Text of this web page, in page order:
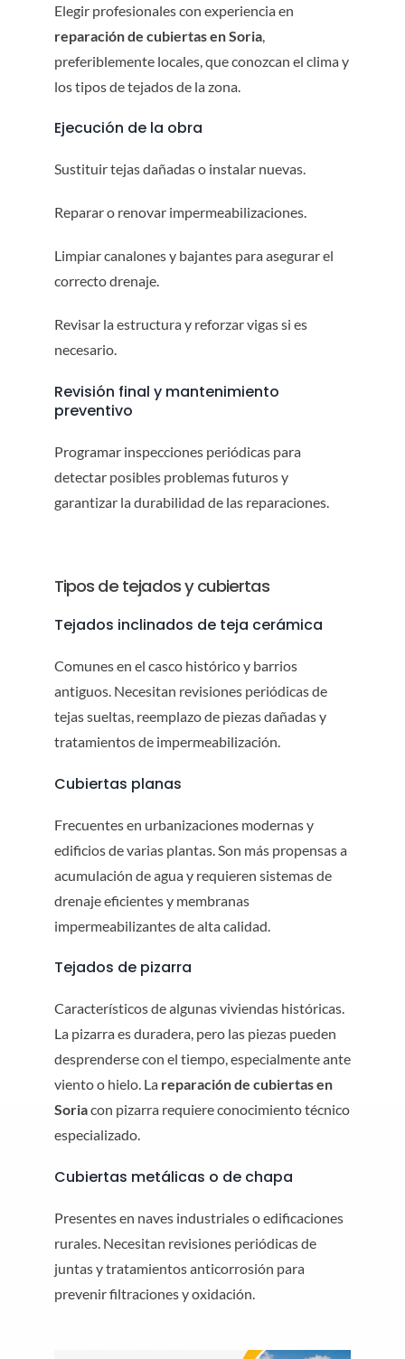
Elegir profesionales con experiencia en
reparación de cubiertas en Soria,
preferiblemente locales, que conozcan el clima y
los tipos de tejados de la zona.
Ejecución de la obra
Sustituir tejas dañadas o instalar nuevas.
Reparar o renovar impermeabilizaciones.
Limpiar canalones y bajantes para asegurar el
correcto drenaje.
Revisar la estructura y reforzar vigas si es
necesario.
Revisión final y mantenimiento
preventivo
Programar inspecciones periódicas para
detectar posibles problemas futuros y
garantizar la durabilidad de las reparaciones.
Tipos de tejados y cubiertas
Tejados inclinados de teja cerámica
Comunes en el casco histórico y barrios
antiguos. Necesitan revisiones periódicas de
tejas sueltas, reemplazo de piezas dañadas y
tratamientos de impermeabilización.
Cubiertas planas
Frecuentes en urbanizaciones modernas y
edificios de varias plantas. Son más propensas a
acumulación de agua y requieren sistemas de
drenaje eficientes y membranas
impermeabilizantes de alta calidad.
Tejados de pizarra
Característicos de algunas viviendas históricas.
La pizarra es duradera, pero las piezas pueden
desprenderse con el tiempo, especialmente ante
viento o hielo. La reparación de cubiertas en
Soriacon pizarra requiere conocimiento técnico
especializado.
Cubiertas metálicas o de chapa
Presentes en naves industriales o edificaciones
rurales. Necesitan revisiones periódicas de
juntas y tratamientos anticorrosión para
prevenir filtraciones y oxidación.